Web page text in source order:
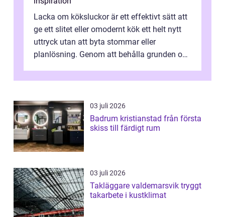
Lacka om köksluckor är ett effektivt sätt att
ge ett slitet eller omodernt kök ett helt nytt
uttryck utan att byta stommar eller
planlösning. Genom att behålla grunden och
03 juli 2026
Badrum kristianstad från första
skiss till färdigt rum
03 juli 2026
Takläggare valdemarsvik tryggt
takarbete i kustklimat